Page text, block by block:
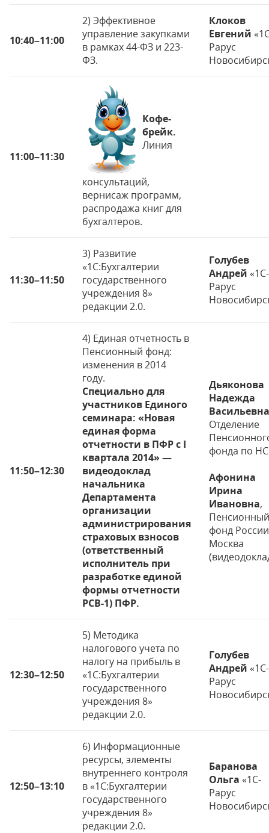
10:40–11:00
2) Эффективное
управление закупками
в рамках 44-ФЗ и 223-
ФЗ.
Клоков
Евгений
Рарус
11:00–11:30
Кофе-
брейк.
Линия
консультаций,
вернисаж программ,
распродажа книг для
бухгалтеров.
11:30–11:50
3) Развитие
«1С:Бухгалтерии
государственного
учреждения 8»
редакции 2.0.
Голубев
Андрей «1С-
Рарус
11:50–12:30
4) Единая отчетность в
Пенсионный фонд:
изменения в 2014
году.
Специально для
участников Единого
семинара: «Новая
единая форма
отчетности в ПФР с I
квартала 2014» —
видеодоклад
начальника
Департамента
организации
администрирования
страховых взносов
(ответственный
исполнитель при
разработке единой
формы отчетности
РСВ-1) ПФР.
Дьяконова
Надежда
Васильевна
Отделение
фонда по
Афонина
Ирина
Ивановна,
Пенсионный
фонд
Москва
12:30–12:50
5) Методика
налогового учета по
налогу на прибыль в
«1С:Бухгалтерии
государственного
учреждения 8»
редакции 2.0.
Голубев
Андрей «1С-
Рарус
12:50–13:10
6) Информационные
ресурсы, элементы
внутреннего контроля
в «1С:Бухгалтерии
государственного
учреждения 8»
редакции 2.0.
Баранова
Ольга «1С-
Рарус